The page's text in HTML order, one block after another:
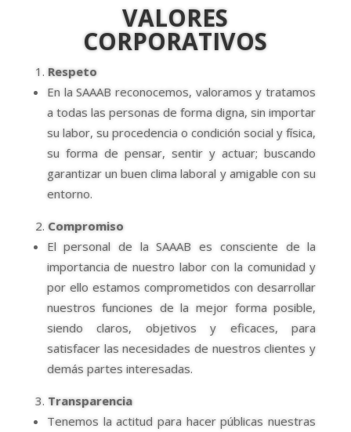
VALORES
CORPORATIVOS
Respeto
En la SAAAB reconocemos, valoramos y tratamos
a todas las personas de forma digna, sin importar
su labor, su procedencia o condición social y física,
su forma de pensar, sentir y actuar; buscando
garantizar un buen clima laboral y amigable con su
entorno.
Compromiso
El personal de la SAAAB es consciente de la
importancia de nuestro labor con la comunidad y
por ello estamos comprometidos con desarrollar
nuestros funciones de la mejor forma posible,
siendo claros, objetivos y eficaces, para
satisfacer las necesidades de nuestros clientes y
demás partes interesadas.
Transparencia
Tenemos la actitud para hacer públicas nuestras